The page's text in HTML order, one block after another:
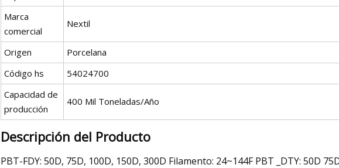
Marca
comercial
Nextil
Origen
Porcelana
Código hs
54024700
Capacidad de
producción
400 Mil Toneladas/Año
Descripción del Producto
PBT-FDY: 50D, 75D, 100D, 150D, 300D Filamento: 24~144F PBT _DTY: 50D